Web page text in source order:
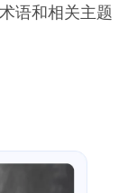
语和相关主题